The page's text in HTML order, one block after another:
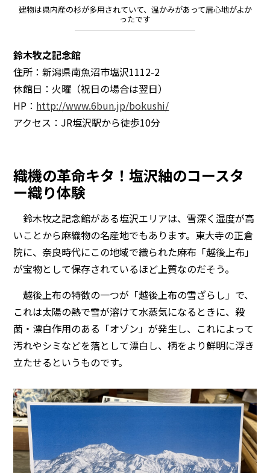
建物は県内産の杉が多用されていて、温かみがあって居心地がよか
ったです
鈴木牧之記念館
住所：新潟県南魚沼市塩沢1112-2
休館日：火曜（祝日の場合は翌日）
HP： http://www.6bun.jp/bokushi/
アクセス：JR塩沢駅から徒歩10分
織機の革命キタ！塩沢紬のコースタ
ー織り体験
鈴木牧之記念館がある塩沢エリアは、雪深く湿度が高
いことから麻織物の名産地でもあります。東大寺の正倉
院に、奈良時代にこの地域で織られた麻布「越後上布」
が宝物として保存されているほど上質なのだそう。
越後上布の特徴の一つが「越後上布の雪ざらし」で、
これは太陽の熱で雪が溶けて水蒸気になるときに、殺
菌・漂白作用のある「オゾン」が発生し、これによって
汚れやシミなどを落として漂白し、柄をより鮮明に浮き
立たせるというものです。